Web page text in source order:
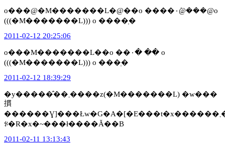
o���@�M�������L�@��o ����۰݁@���@o
(((�M�������L))) o ����ְ�
2011-02-12 20:25:06
o���M�������L��o ��۰� �� o
(((�M�������L))) o ���ְ�
2011-02-12 18:39:29
�y�����̂��܂����z(�M�������L) �w���
摜
������Ɣ]���Łw�G�A�[�E���t�x������܂��B���Ƃ����
ꂪ�R�x�~���ł����Ă��B
2011-02-11 13:13:43